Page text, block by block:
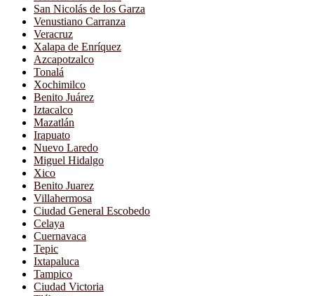
San Nicolás de los Garza
Venustiano Carranza
Veracruz
Xalapa de Enríquez
Azcapotzalco
Tonalá
Xochimilco
Benito Juárez
Iztacalco
Mazatlán
Irapuato
Nuevo Laredo
Miguel Hidalgo
Xico
Benito Juarez
Villahermosa
Ciudad General Escobedo
Celaya
Cuernavaca
Tepic
Ixtapaluca
Tampico
Ciudad Victoria